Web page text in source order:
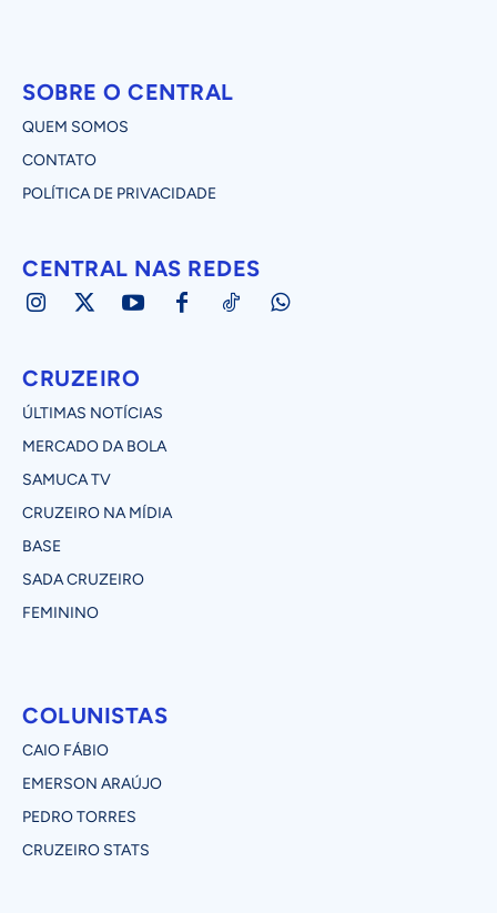
SOBRE O CENTRAL
QUEM SOMOS
CONTATO
POLÍTICA DE PRIVACIDADE
CENTRAL NAS REDES
CRUZEIRO
ÚLTIMAS NOTÍCIAS
MERCADO DA BOLA
SAMUCA TV
CRUZEIRO NA MÍDIA
BASE
SADA CRUZEIRO
FEMININO
COLUNISTAS
CAIO FÁBIO
EMERSON ARAÚJO
PEDRO TORRES
CRUZEIRO STATS